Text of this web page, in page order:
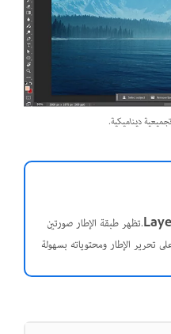
ديناميكية.
.تظهر طبقة الإطار صورتين
تحرير الإطار ومحتوياته بسهولة